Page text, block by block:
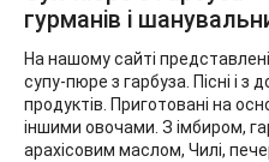
гурманів і
На нашому сайті
супу-пюре з гарбуза. Пісні і з
продуктів. Приготовані на
іншими овочами. З імбиром,
арахісовим маслом, Чилі,